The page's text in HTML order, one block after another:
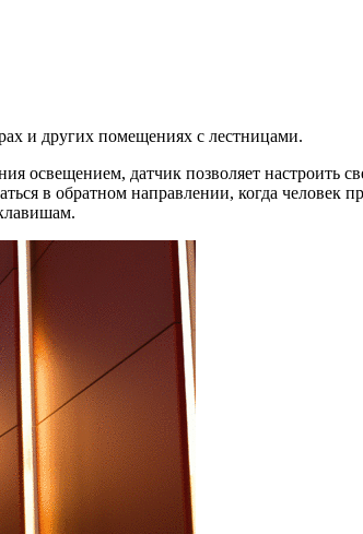
и других помещениях с лестницами.
освещением, датчик позволяет настроить
в обратном направлении, когда человек